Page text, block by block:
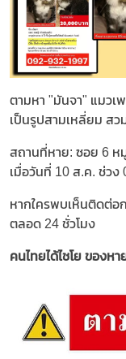
ตามหา "มันจา" แมวเ
เป็นรูปสามเหลี่ยม ส
สถานที่หาย: ซอย 6 ห
เมื่อวันที่ 10 ส.ค. ช่วง
หากใครพบเห็นติดต่อ
ตลอด 24 ชั่วโมง
คนไทยได้ไชโย ของ